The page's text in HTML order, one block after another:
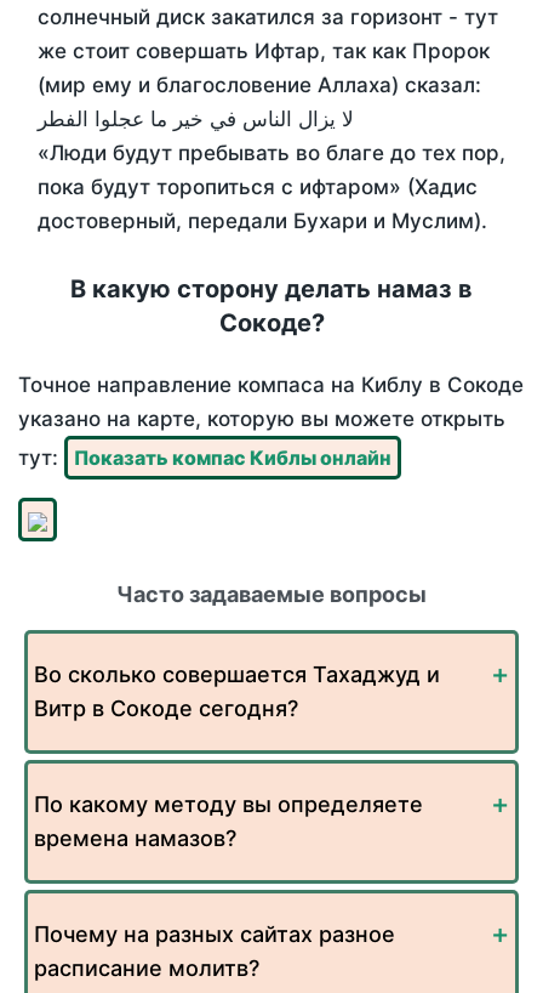
солнечный диск закатился за горизонт - тут
же стоит совершать Ифтар, так как Пророк
(мир ему и благословение Аллаха) сказал:
لا يزال الناس في خير ما عجلوا الفطر
«Люди будут пребывать во благе до тех пор,
пока будут торопиться с ифтаром» (Хадис
достоверный, передали Бухари и Муслим).
В какую сторону делать намаз в
Сокоде?
Точное направление компаса на Киблу в Сокоде
указано на карте, которую вы можете открыть
тут:
Показать компас Киблы онлайн
Часто задаваемые вопросы
Во сколько совершается Тахаджуд и
Витр в Сокоде сегодня?
По какому методу вы определяете
времена намазов?
Почему на разных сайтах разное
расписание молитв?